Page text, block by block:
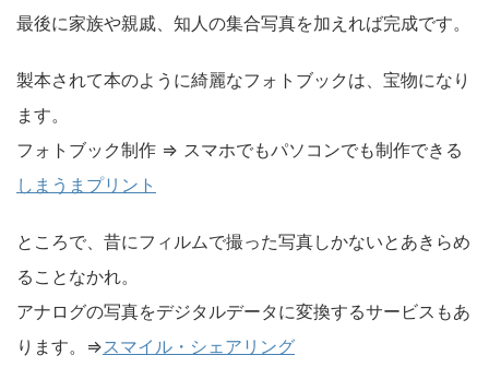
最後に家族や親戚、知人の集合写真を加えれば完成です。
製本されて本のように綺麗なフォトブックは、宝物になり
ます。
フォトブック制作 ⇒ スマホでもパソコンでも制作できる
しまうまプリント
ところで、昔にフィルムで撮った写真しかないとあきらめ
ることなかれ。
アナログの写真をデジタルデータに変換するサービスもあ
ります。⇒スマイル・シェアリング